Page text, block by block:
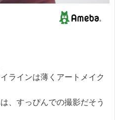
ラインは薄くアートメイク
、すっぴんでの撮影だそう